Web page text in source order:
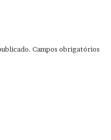
Campos obrigatórios